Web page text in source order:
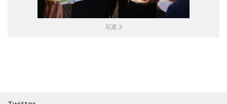
写真３